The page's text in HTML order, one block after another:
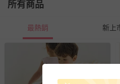
所有商品
最熱銷 新上